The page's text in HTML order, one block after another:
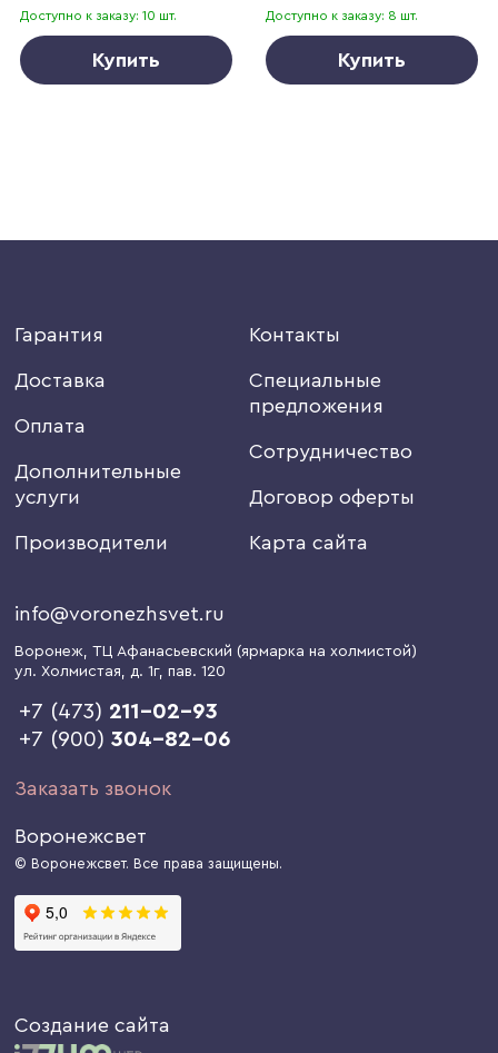
Доступно к заказу: 10 шт.
Купить
Доступно к заказу: 8 шт.
Купить
Гарантия
Доставка
Оплата
Дополнительные
услуги
Производители
Контакты
Специальные
предложения
Сотрудничество
Договор оферты
Карта сайта
info@voronezhsvet.ru
Воронеж, ТЦ Афанасьевский (ярмарка на холмистой)
ул. Холмистая, д. 1г, пав. 120
+7 (473) 211-02-93
+7 (900)304-82-06
Заказать звонок
Воронежсвет
© Воронежсвет. Все права защищены.
Создание сайта